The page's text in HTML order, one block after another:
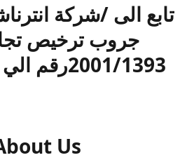
تابع الى /شركة
جروب ترخيص
2001/1393رقم الي 17439546
Us